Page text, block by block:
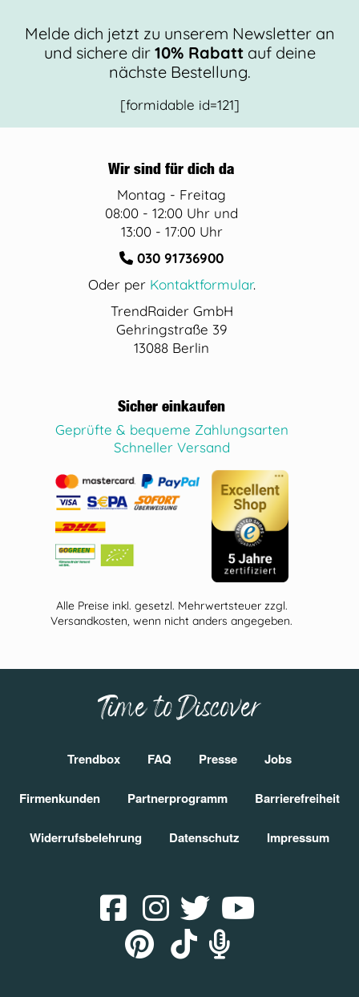
Melde dich jetzt zu unserem Newsletter an
und sichere dir 10% Rabattauf deine
nächste Bestellung.
[formidable id=121]
Wir sind für dich da
Montag - Freitag
08:00 - 12:00 Uhr und
13:00 - 17:00 Uhr
030 91736900
Oder per Kontaktformular.
TrendRaider GmbH
Gehringstraße 39
13088 Berlin
Sicher einkaufen
Geprüfte & bequeme Zahlungsarten
Schneller Versand
Alle Preise inkl. gesetzl. Mehrwertsteuer zzgl.
Versandkosten, wenn nicht anders angegeben.
Time to Discover
Trendbox FAQ Presse Jobs
Firmenkunden Partnerprogramm Barrierefreiheit
Widerrufsbelehrung Datenschutz Impressum